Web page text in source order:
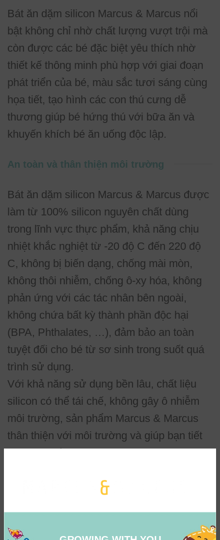
Bát ăn dặm silicon Marcus & Marcus nổi
bật không chỉ nhờ chất lượng vượt trội mà
còn được các bé đặc biệt yêu thích nhờ
thiết kế thông minh phù hợp với giai đoạn
phát triển của bé, màu sắc tươi sáng cùng
họa tiết, tạo hình các con thú cưng dễ
thương giúp bé hứng thú với bữa ăn và
khuyến khích bé ăn uống độc lập.
An toàn và thân thiện môi trường
Bát ăn dặm silicon Marcus & Marcus được
làm từ 100% silicon nguyên chất dùng
trong lĩnh vực thực phẩm, khả năng chịu
nhiệt khắc nghiệt từ -20 độ C đến 220 độ
C, không bị biến dạng, chống mài mòn,
không thôi nhiễm, chống ô-xy hóa, không
phản ứng với các tác nhân bên ngoài,
không chứa bất kỳ thành phần độc hại
(BPA, Phthalates, …), đảm bảo an toàn
tuyệt đối cho bé từ sơ sinh trong suốt quá
trình sử dụng.
Với khả năng sử dụng bền lâu, chất liệu
silicon có thể tái chế, không gây ô nhiễm
môi trường, sản phẩm Marcus & Marcus
thân thiện với môi trường và giúp bạn tiết
kiệm hơn về lâu dài.
Màu sắc tươi sáng dành riêng cho trẻ
Màu sắc không chỉ đóng vai trò quan trọng
trong thẩm mỹ mà còn có ảnh hưởng tích